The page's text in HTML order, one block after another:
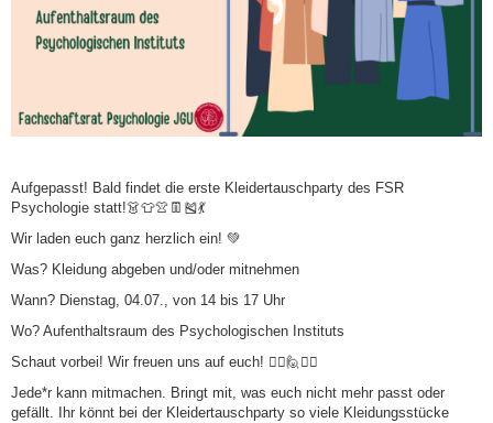
Aufgepasst! Bald findet die erste Kleidertauschparty des FSR
Psychologie statt!👗👕👚👖🎽💃
Wir laden euch ganz herzlich ein! 💚
Was? Kleidung abgeben und/oder mitnehmen
Wann? Dienstag, 04.07., von 14 bis 17 Uhr
Wo? Aufenthaltsraum des Psychologischen Instituts
Schaut vorbei! Wir freuen uns auf euch! 🙋‍♀️🙋🙋‍♂️
Jede*r kann mitmachen. Bringt mit, was euch nicht mehr passt oder
gefällt. Ihr könnt bei der Kleidertauschparty so viele Kleidungsstücke